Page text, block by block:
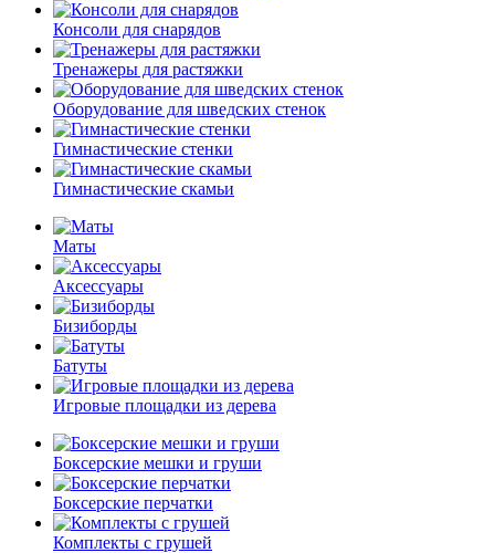
Консоли для снарядов
Тренажеры для растяжки
Оборудование для шведских стенок
Гимнастические стенки
Гимнастические скамьи
Маты
Аксессуары
Бизиборды
Батуты
Игровые площадки из дерева
Боксерские мешки и груши
Боксерские перчатки
Комплекты с грушей